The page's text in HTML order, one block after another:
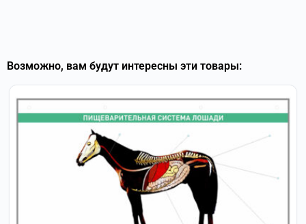
Возможно, вам будут интересны эти товары: